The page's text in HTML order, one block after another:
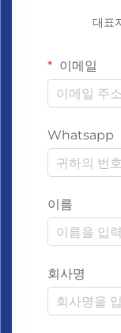
대표
이메일
Whatsapp
이름
회사명